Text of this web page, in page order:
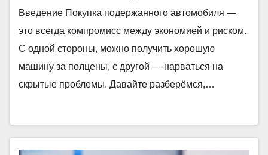
Введение Покупка подержанного автомобиля —
это всегда компромисс между экономией и риском.
С одной стороны, можно получить хорошую
машину за полцены, с другой — нарваться на
скрытые проблемы. Давайте разберёмся,…